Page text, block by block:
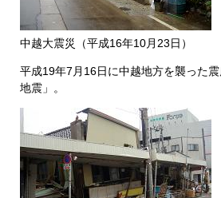
中越大震災（平成16年10月23日）
平成19年7月16日に中越地方を襲った
地震」。